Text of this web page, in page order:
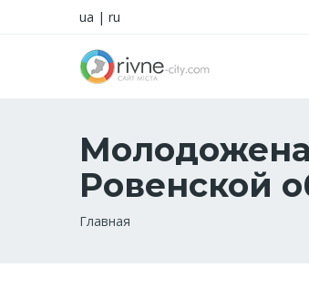
ua | ru
Ровенской
Строка
Главная